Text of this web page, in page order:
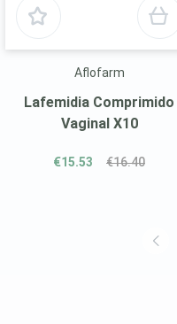
Aflofarm
Lafemidia Comprimido
Vaginal X10
€15.53 €16.40